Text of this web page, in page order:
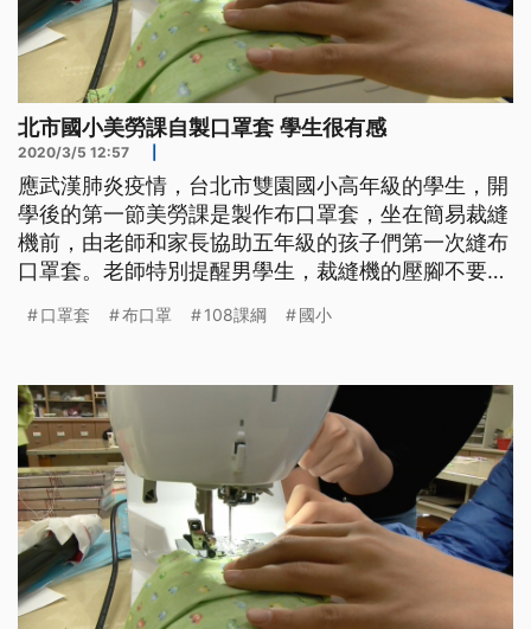
北市國小美勞課自製口罩套 學生很有感
2020/3/5 12:57
應武漢肺炎疫情，台北市雙園國小高年級的學生，開
學後的第一節美勞課是製作布口罩套，坐在簡易裁縫
機前，由老師和家長協助五年級的孩子們第一次縫布
口罩套。老師特別提醒男學生，裁縫機的壓腳不要踩
燙平縫好的口罩套後就大功告成，孩子們馬上使用，
有學生說：「一開始是蠻怕的，很怕就是縫到自己的
手這樣，我不想要手上再多一個o
口罩套 布口罩 108課綱 國小